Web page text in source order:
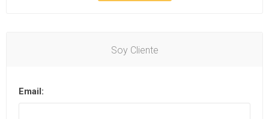
Soy Cliente
Email: